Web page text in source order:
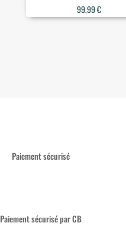
99,99€
Paiement sécurisé
Paiement sécurisé par CB